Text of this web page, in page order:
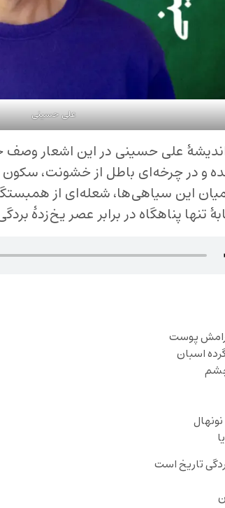
علی حسینی
علی حسینی در این اشعار وصف
و در چرخه‌ای باطل از خشونت، سکون و
این سیاهی‌‌ها، شعله‌ای از
تنها پناهگاه در برابر عصر یخ‌زدهٔ
پوست
اسبان
تاریخ است